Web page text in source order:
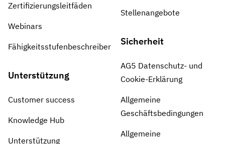
Zertifizierungsleitfäden
Webinars
Fähigkeitsstufenbeschreiber
Unterstützung
Customer success
Knowledge Hub
Unterstützung
Stellenangebote
Sicherheit
AG5 Datenschutz- und
Cookie-Erklärung
Allgemeine
Geschäftsbedingungen
Allgemeine